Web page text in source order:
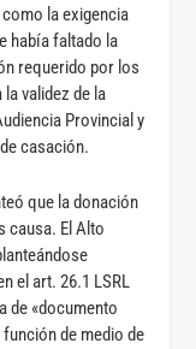
la exigencia
había faltado la
requerido por los
validez de la
Provincial y
casación.
que la donación
causa. El Alto
el art. 26.1 LSRL
de «documento
de medio de